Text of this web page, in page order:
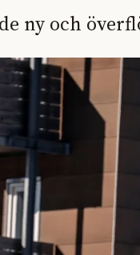
ny och